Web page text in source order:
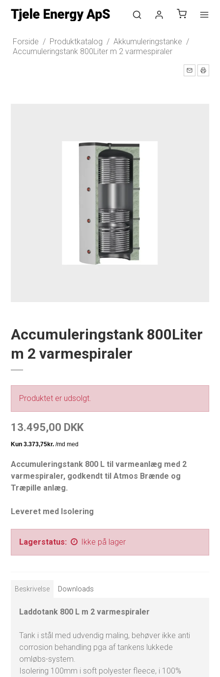
Opret bruger
Forside / Produktkatalog / Akkumuleringstanke /
Accumuleringstank 800Liter m 2 varmespiraler
Accumuleringstank 800Liter
m 2 varmespiraler
Produktet er udsolgt.
13.495,00 DKK
Accumuleringstank 800 L til varmeanlæg med 2
varmespiraler, godkendt til Atmos Brænde og
Træpille anlæg.
Leveret med Isolering
Lagerstatus: Ikke på lager
Beskrivelse Downloads
Laddotank 800 L m 2 varmespiraler
Tank i stål med udvendig maling, behøver ikke anti
corrosion behandling pga af tankens lukkede
omløbs-system.
Isolering 100mm i soft polyester fleece, i 100%